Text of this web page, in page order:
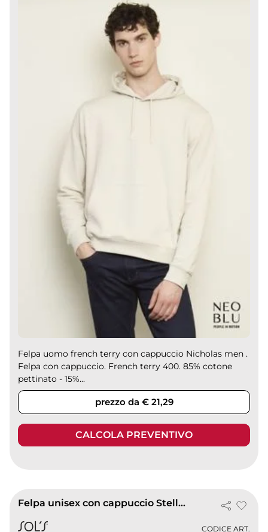
Felpa uomo french terry con cappuccio Nicholas men .
Felpa con cappuccio. French terry 400. 85% cotone
pettinato - 15%...
prezzo da € 21,29
CALCOLA PREVENTIVO
Felpa unisex con cappuccio Stellar
CODICE ART.